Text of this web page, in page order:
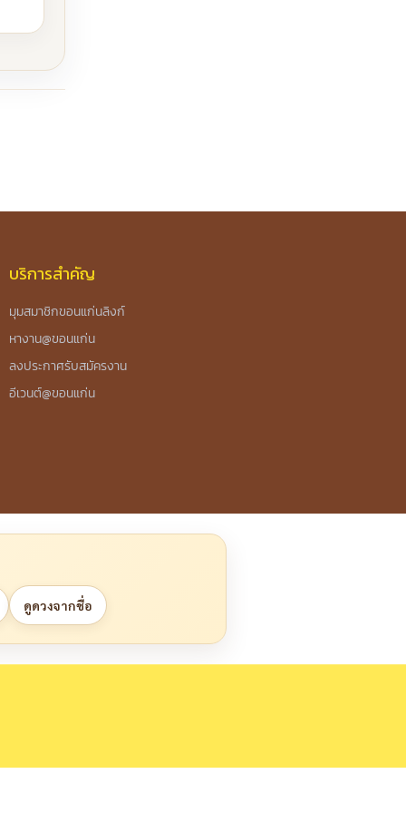
บริการสำคัญ
มุมสมาชิกขอนแก่นลิงก์
หางาน@ขอนแก่น
ลงประกาศรับสมัครงาน
อีเวนต์@ขอนแก่น
ดูดวงจากชื่อ